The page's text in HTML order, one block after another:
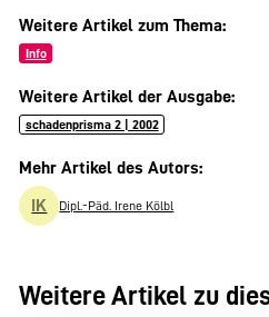
Weitere Artikel zum Thema:
Info
Weitere Artikel der Ausgabe:
schadenprisma 2 | 2002
Mehr Artikel des Autors:
IK Dipl.-Päd. Irene Kölbl
Weitere Artikel zu